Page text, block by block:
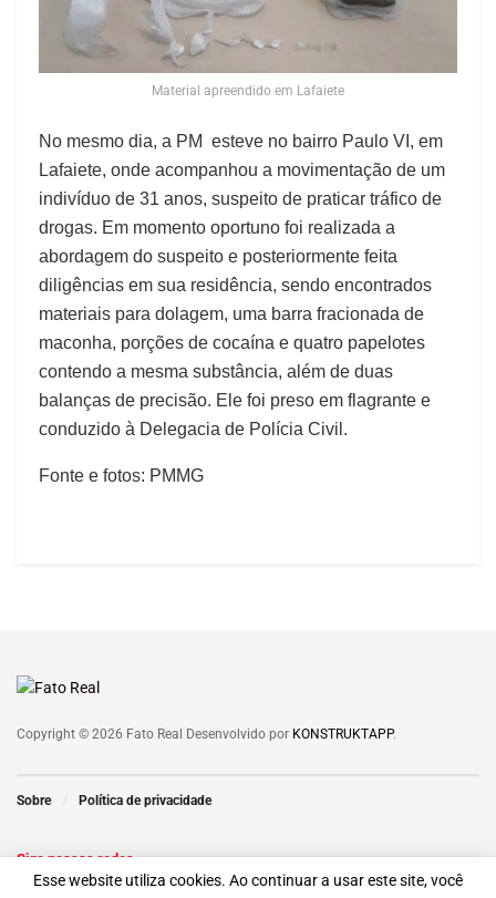
Material apreendido em Lafaiete
No mesmo dia, a PM esteve no bairro Paulo VI, em
Lafaiete, onde acompanhou a movimentação de um
indivíduo de 31 anos, suspeito de praticar tráfico de
drogas. Em momento oportuno foi realizada a
abordagem do suspeito e posteriormente feita
diligências em sua residência, sendo encontrados
materiais para dolagem, uma barra fracionada de
maconha, porções de cocaína e quatro papelotes
contendo a mesma substância, além de duas
balanças de precisão. Ele foi preso em flagrante e
conduzido à Delegacia de Polícia Civil.
Fonte e fotos: PMMG
Copyright © 2026 Fato Real Desenvolvido por KONSTRUKTAPP.
Sobre Política de privacidade
Siga nossas redes
Esse website utiliza cookies. Ao continuar a usar este site, você